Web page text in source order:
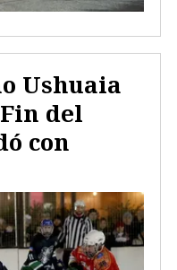
Ushuaia
del
con